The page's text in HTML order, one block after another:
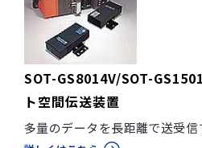
SOT-GS8014V/SOT-
ト空間伝送装置
多量のデータを長距離で送受信